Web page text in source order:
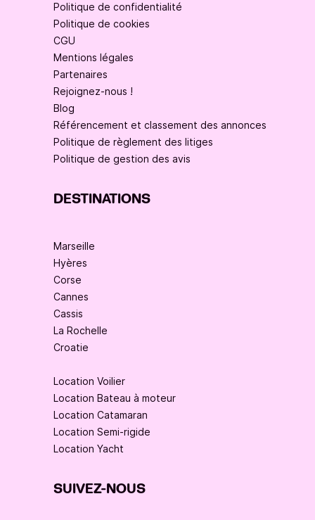
Politique de confidentialité
Politique de cookies
CGU
Mentions légales
Partenaires
Rejoignez-nous !
Blog
Référencement et classement des annonces
Politique de règlement des litiges
Politique de gestion des avis
DESTINATIONS
Marseille
Hyères
Corse
Cannes
Cassis
La Rochelle
Croatie
Location Voilier
Location Bateau à moteur
Location Catamaran
Location Semi-rigide
Location Yacht
SUIVEZ-NOUS